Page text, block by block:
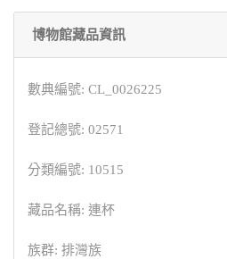
博物館藏品資訊
數典編號: CL_0026225
登記總號: 02571
分類編號: 10515
藏品名稱: 連杯
族群: 排灣族